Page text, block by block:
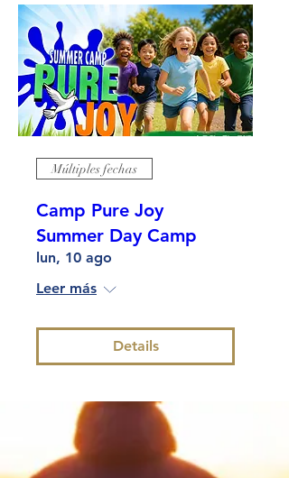
Múltiples fechas
Camp Pure Joy
Summer Day Camp
lun, 10 ago
Leer más
Details